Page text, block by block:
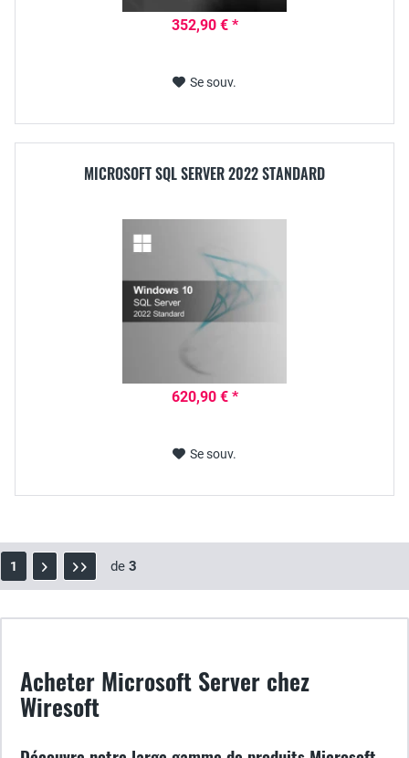
352,90 € *
Se souv.
MICROSOFT SQL SERVER 2022 STANDARD
620,90 € *
Se souv.
1 de 3
Acheter Microsoft Server chez
Wiresoft